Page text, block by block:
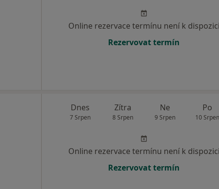
Online rezervace termínu není k dispozici
Rezervovat termín
Dnes
7 Srpen
Zítra
8 Srpen
Ne
9 Srpen
Po
10 Srpen
Online rezervace termínu není k dispozici
Rezervovat termín